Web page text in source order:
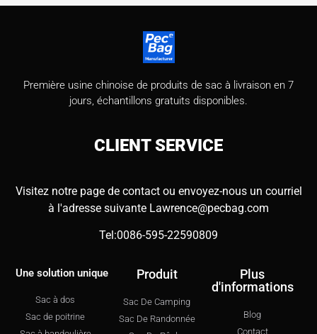
Première usine chinoise de produits de sac à livraison en 7
jours, échantillons gratuits disponibles.
CLIENTSERVICE
Visitez notre page de contact ou envoyez-nous un courriel
à l'adresse suivante Lawrence@pecbag.com
Tel:0086-595-22590809
Une solution unique
Sac à dos
Sac de poitrine
Produit
Sac De Camping
Sac De Randonnée
Plus
d'informations
Blog
Contact